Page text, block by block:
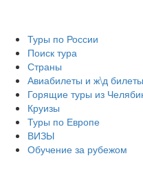
Туры по России
Поиск тура
Страны
Авиабилеты и ж\д билеты
Горящие туры из
Круизы
Туры по Европе
ВИЗЫ
Обучение за рубежом